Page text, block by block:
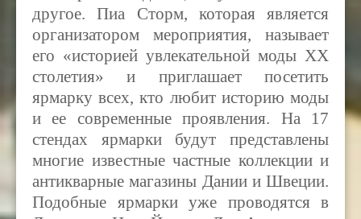
другое. Пиа Сторм, которая является
организатором мероприятия, называет
его «историей увлекательной моды ХХ
столетия» и приглашает посетить
ярмарку всех, кто любит историю моды
и ее современные проявления. На 17
стендах ярмарки будут представлены
многие известные частные коллекции и
антикварные магазины Дании и Швеции.
Подобные ярмарки уже проводятся в